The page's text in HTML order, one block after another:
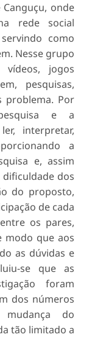
onde
rede social
servindo como
Nesse grupo
vídeos, jogos
pesquisas,
problema. Por
e a
interpretar,
a
e, assim
dificuldade dos
do proposto,
de cada
os pares,
modo que aos
as dúvidas e
se que as
foram
dos números
do
tão limitado a